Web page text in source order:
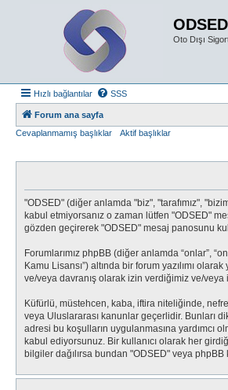
ODSED
Oto Dışı
Hızlı bağlantılar SSS
Forum ana sayfa
Cevaplanmamış başlıklar
Aktif başlıklar
"ODSED" (diğer anlamda "biz", "tarafımız",
kabul etmiyorsanız o zaman lütfen "ODSED"
gözden geçirerek "ODSED" mesaj panosunu
Forumlarımız phpBB (diğer anlamda “onlar”,
Kamu Lisansı”) altında bir forum yazılımı olarak
ve/veya davranış olarak izin verdiğimiz ve/
Küfürlü, müstehcen, kaba, iftira niteliğinde,
veya Uluslararası kanunlar geçerlidir. Bunları
adresi bu koşulların uygulanmasına yardımcı
kabul ediyorsunuz. Bir kullanıcı olarak her
bilgiler dağılırsa bundan "ODSED" veya